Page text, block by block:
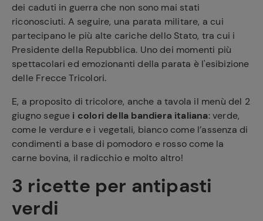
dei caduti in guerra che non sono mai stati
riconosciuti. A seguire, una parata militare, a cui
partecipano le più alte cariche dello Stato, tra cui i
Presidente della Repubblica. Uno dei momenti più
spettacolari ed emozionanti della parata è l'esibizione
delle Frecce Tricolori.
E, a proposito di tricolore, anche a tavola il menù del 2
giugno segue i colori della bandiera italiana: verde,
come le verdure e i vegetali, bianco come l’assenza di
condimenti a base di pomodoro e rosso come la
carne bovina, il radicchio e molto altro!
3 ricette per antipasti
verdi